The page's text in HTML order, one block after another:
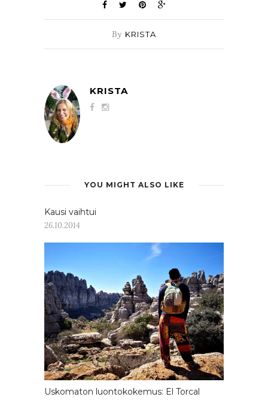
By KRISTA
KRISTA
YOU MIGHT ALSO LIKE
Kausi vaihtui
26.10.2014
Uskomaton luontokokemus: El Torcal